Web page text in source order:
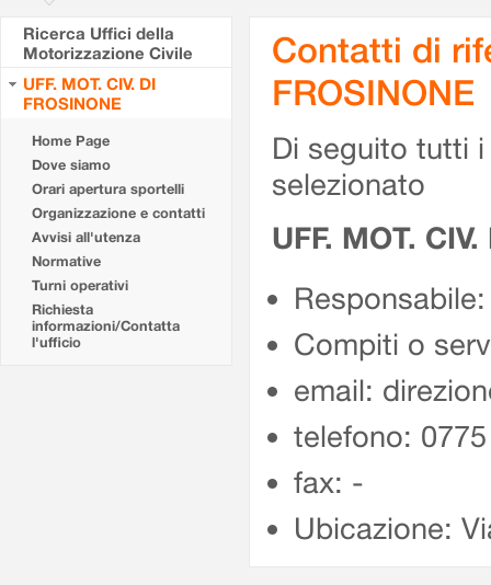
Ricerca Uffici della
Motorizzazione Civile
UFF. MOT. CIV. DI
FROSINONE
Home Page
Dove siamo
Orari apertura sportelli
Organizzazione e contatti
Avvisi all'utenza
Normative
Turni operativi
Richiesta
informazioni/Contatta
l'ufficio
Contatti di
FROSINONE
Di seguito tutti
selezionato
UFF. MOT.
Compiti o
email:
telefono:
fax: -
Ubicazione: